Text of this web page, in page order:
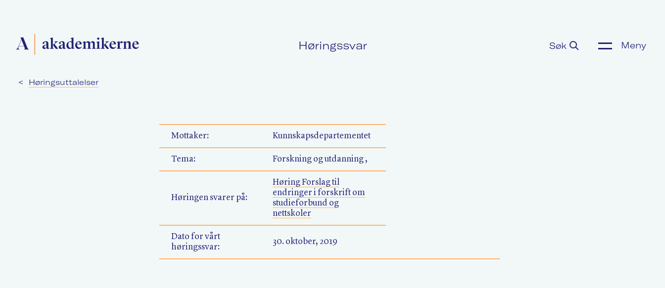
Høringssvar Søk Meny
Kurs og konferanser
Akademikerne Pluss Nyheter
< Høringsuttalelser
Mottaker: Kunnskapsdepartementet
Tema: Forskning og utdanning ,
Høringen svarer på:
Høring Forslag til
endringer i forskrift om
studieforbund og
nettskoler
Dato for vårt
høringssvar:
30. oktober, 2019